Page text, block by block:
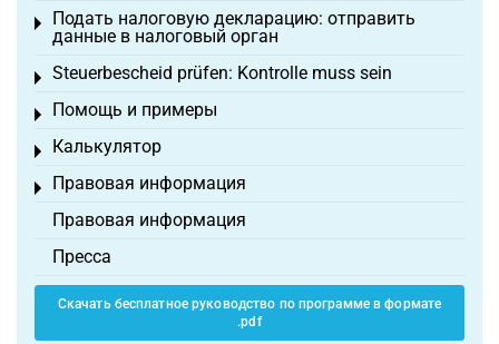
Подать налоговую декларацию: отправить
данные в налоговый орган
Toggle menu
Steuerbescheid prüfen: Kontrolle muss sein
Toggle menu
Помощь и примеры
Toggle menu
Калькулятор
Toggle menu
Правовая информация
Toggle menu
Правовая информация
Пресса
Скачать бесплатное руководство по программе в формате
.pdf